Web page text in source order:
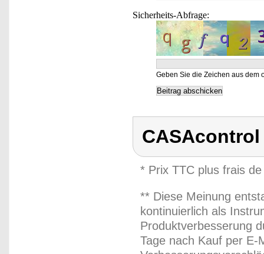
Sicherheits-Abfrage:
Geben Sie die Zeichen aus dem
CASAcontrol
* Prix TTC plus frais
** Diese Meinung
kontinuierlich als
Produktverbesserung
Tage nach Kauf per E-